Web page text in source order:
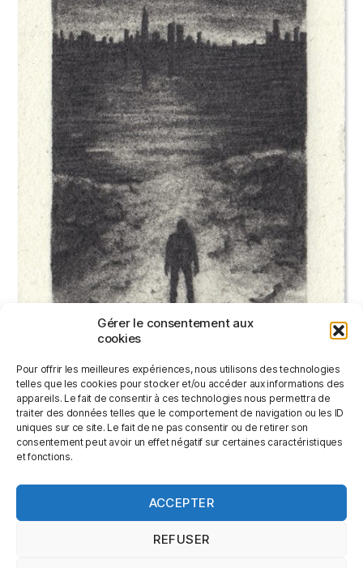
Gérer le consentement aux
cookies
Pour offrir les meilleures expériences, nous utilisons des technologies
telles que les cookies pour stocker et/ou accéder aux informations des
appareils. Le fait de consentir à ces technologies nous permettra de
traiter des données telles que le comportement de navigation ou les ID
uniques sur ce site. Le fait de ne pas consentir ou de retirer son
consentement peut avoir un effet négatif sur certaines caractéristiques
et fonctions.
ACCEPTER
REFUSER
DE RETOUR EN VILLE
LIRE LA SUITE